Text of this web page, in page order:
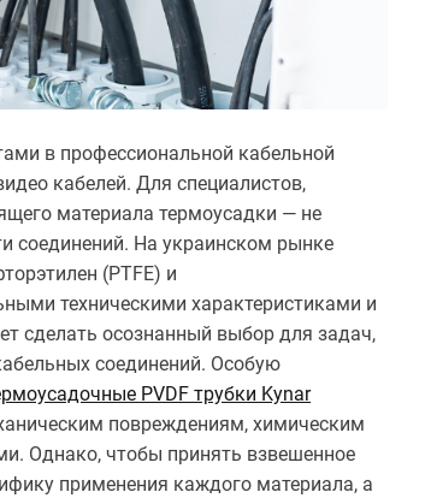
в профессиональной кабельной
кабелей. Для специалистов,
материала термоусадки — не
соединений. На украинском рынке
(PTFE) и
техническими характеристиками и
сделать осознанный выбор для задач,
соединений. Особую
PVDF трубки Kynar
повреждениям, химическим
Однако, чтобы принять взвешенное
применения каждого материала, а